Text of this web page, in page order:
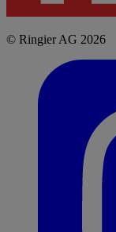
© Ringier AG 2026